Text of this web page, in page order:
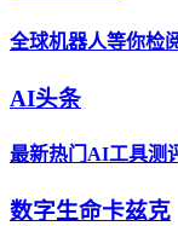
全球机器人等你检
AI头条
最新热门AI工具测
数字生命卡兹克